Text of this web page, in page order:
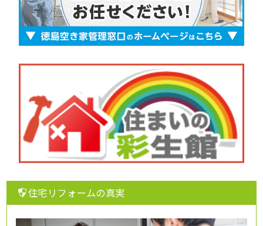
住宅リフォームの真実